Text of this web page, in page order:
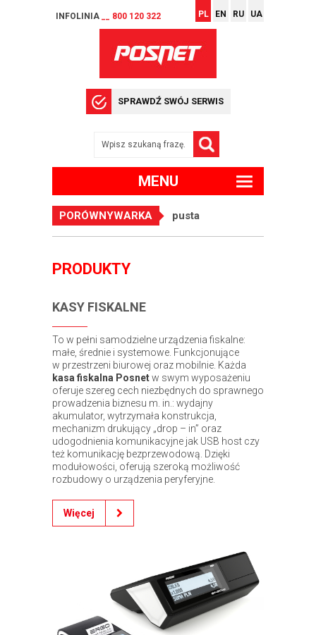
INFOLINIA __ 800 120 322 PL EN RU UA
SPRAWDŹ SWÓJ SERWIS
MENU
PORÓWNYWARKA pusta
PRODUKTY
KASY FISKALNE
To w pełni samodzielne urządzenia fiskalne:
małe, średnie i systemowe. Funkcjonujące
w przestrzeni biurowej oraz mobilnie. Każda
kasa fiskalna Posnetw swym wyposażeniu
oferuje szereg cech niezbędnych do sprawnego
prowadzenia biznesu m. in.: wydajny
akumulator, wytrzymała konstrukcja,
mechanizm drukujący „drop – in” oraz
udogodnienia komunikacyjne jak USB host czy
też komunikację bezprzewodową. Dzięki
modułowości, oferują szeroką możliwość
rozbudowy o urządzenia peryferyjne.
Więcej